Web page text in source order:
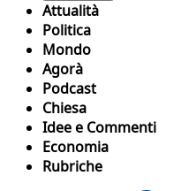
Attualità
Politica
Mondo
Agorà
Podcast
Chiesa
Idee e Commenti
Economia
Rubriche